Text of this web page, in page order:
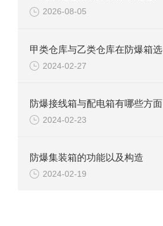
2026-08-05
2024-02-27
2024-02-23
防爆集装箱的功能以及构造
2024-02-19